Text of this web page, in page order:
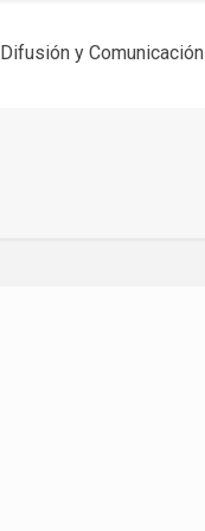
Difusión y Comunicación